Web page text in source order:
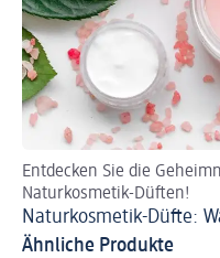
Entdecken Sie die
Naturkosmetik-Düften!
Naturkosmetik-Düfte:
Ähnliche Produkte